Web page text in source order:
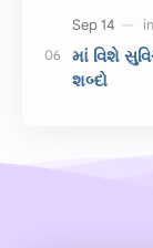
જ્ઞાન સાધના
Merit List
દિન વિશેષ
માં વિશે
શબ્દો